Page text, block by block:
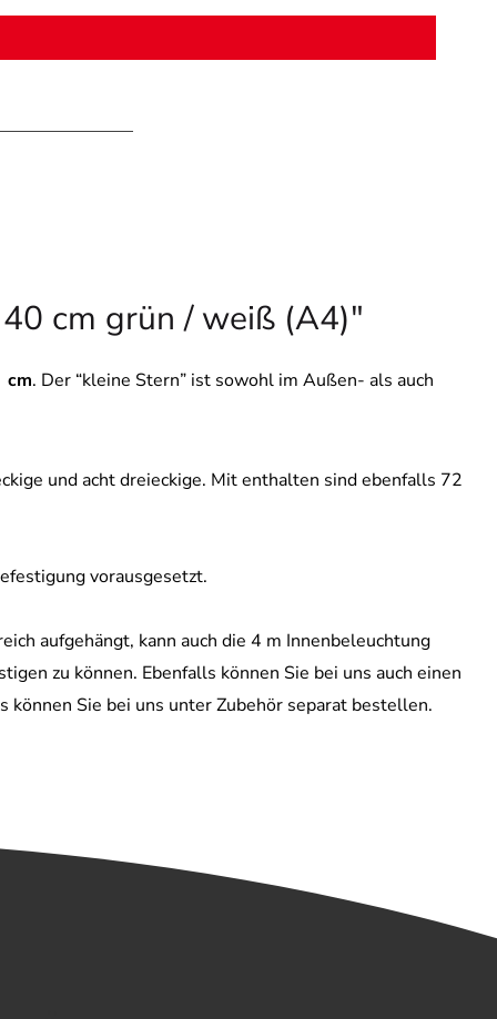
cm grün / weiß (A4)"
cm. Der “kleine Stern” ist sowohl im Außen- als auch
und acht dreieckige. Mit enthalten sind ebenfalls 72
vorausgesetzt.
aufgehängt, kann auch die 4 m Innenbeleuchtung
zu können. Ebenfalls können Sie bei uns auch einen
können Sie bei uns unter Zubehör separat bestellen.